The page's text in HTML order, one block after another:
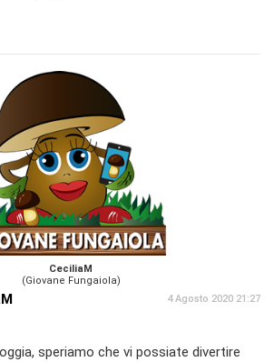
CeciliaM
(Giovane Fungaiola)
4 Agosto 2020 21:27
speriamo che vi possiate divertire